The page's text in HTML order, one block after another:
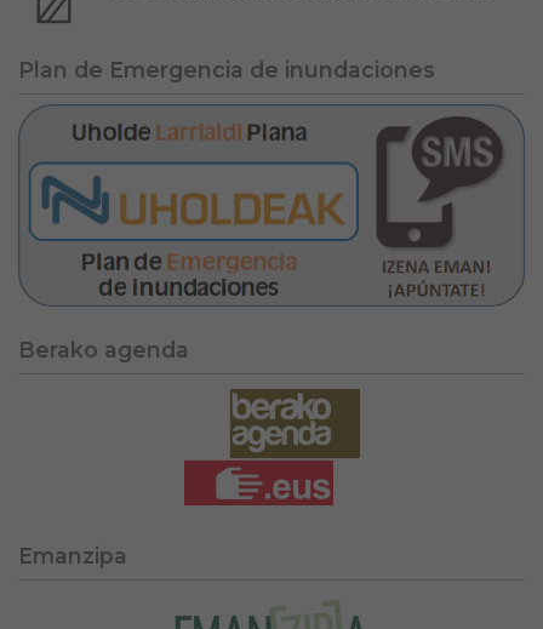
Plan de Emergencia de inundaciones
Berako agenda
Emanzipa